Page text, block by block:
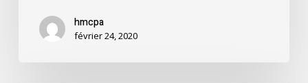
hmcpa
février 24, 2020